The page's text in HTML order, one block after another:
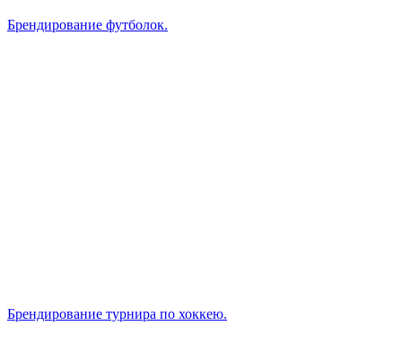
Брендирование футболок.
Брендирование турнира по хоккею.